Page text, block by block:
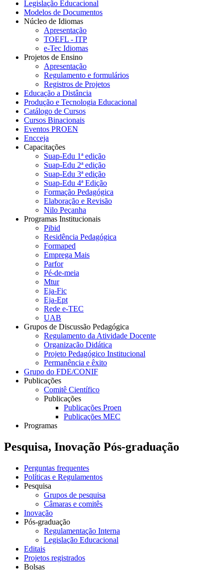
Legislação Educacional
Modelos de Documentos
Núcleo de Idiomas
Apresentação
TOEFL - ITP
e-Tec Idiomas
Projetos de Ensino
Apresentação
Regulamento e formulários
Registros de Projetos
Educação a Distância
Produção e Tecnologia Educacional
Catálogo de Cursos
Cursos Binacionais
Eventos PROEN
Encceja
Capacitações
Suap-Edu 1ª edição
Suap-Edu 2ª edição
Suap-Edu 3ª edição
Suap-Edu 4ª Edição
Formação Pedagógica
Elaboração e Revisão
Nilo Peçanha
Programas Institucionais
Pibid
Residência Pedagógica
Formaped
Emprega Mais
Parfor
Pé-de-meia
Mtur
Eja-Fic
Eja-Ept
Rede e-TEC
UAB
Grupos de Discussão Pedagógica
Regulamento da Atividade Docente
Organização Didática
Projeto Pedagógico Institucional
Permanência e êxito
Grupo do FDE/CONIF
Publicações
Comitê Científico
Publicações
Publicações Proen
Publicações MEC
Programas
Pesquisa, Inovação Pós-graduação
Perguntas frequentes
Políticas e Regulamentos
Pesquisa
Grupos de pesquisa
Câmaras e comitês
Inovação
Pós-graduação
Regulamentação Interna
Legislação Educacional
Editais
Projetos registrados
Bolsas